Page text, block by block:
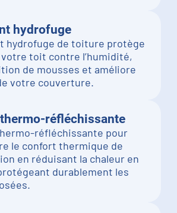
hydrofuge
hydrofuge de toiture protège
toit contre l’humidité,
de mousses et améliore
votre couverture.
réfléchissante
réfléchissante pour
le confort thermique de
en réduisant la chaleur en
durablement les